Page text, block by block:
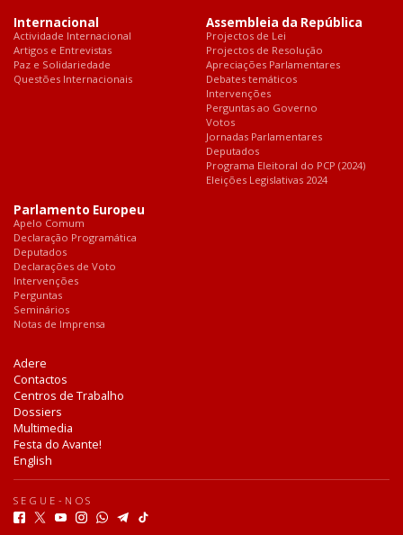
Internacional
Actividade Internacional
Artigos e Entrevistas
Paz e Solidariedade
Questões Internacionais
Assembleia da República
Projectos de Lei
Projectos de Resolução
Apreciações Parlamentares
Debates temáticos
Intervenções
Perguntas ao Governo
Votos
Jornadas Parlamentares
Deputados
Programa Eleitoral do PCP (2024)
Eleições Legislativas 2024
Parlamento Europeu
Apelo Comum
Declaração Programática
Deputados
Declarações de Voto
Intervenções
Perguntas
Seminários
Notas de Imprensa
Adere
Contactos
Centros de Trabalho
Dossiers
Multimedia
Festa do Avante!
English
SEGUE-NOS
F T Y I W T T